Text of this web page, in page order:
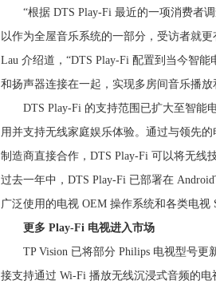
“根据 DTS Play-Fi 最近的一项消费者调
以作为全屋音乐系统的一部分，受访者就
Lau 介绍道，“DTS Play-Fi 配置到当今智
和扬声器连接在一起，实现多房间音乐播放
DTS Play-Fi 的支持范围已扩大至智能
用并支持无线家庭娱乐体验。通过与领先
制造商直接合作，DTS Play-Fi 可以将无线
过去一年中，DTS Play-Fi 已部署在
广泛使用的电视 OEM 操作系统和各类电视
更多 Play-Fi 电视进入市场
TP Vision 已将部分 Philips 电视型号更
接支持通过 Wi-Fi 播放无线沉浸式音频的电